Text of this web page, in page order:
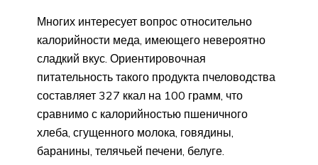
Многих интересует вопрос относительно
калорийности меда, имеющего невероятно
сладкий вкус. Ориентировочная
питательность такого продукта пчеловодства
составляет 327 ккал на 100 грамм, что
сравнимо с калорийностью пшеничного
хлеба, сгущенного молока, говядины,
баранины, телячьей печени, белуге.